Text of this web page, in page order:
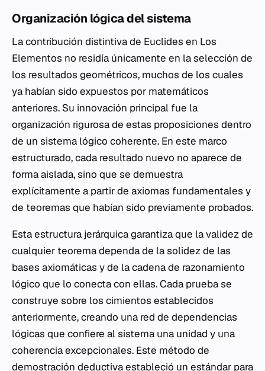
Organización lógica del sistema
La contribución distintiva de Euclides en Los
Elementos no residía únicamente en la selección de
los resultados geométricos, muchos de los cuales
ya habían sido expuestos por matemáticos
anteriores. Su innovación principal fue la
organización rigurosa de estas proposiciones dentro
de un sistema lógico coherente. En este marco
estructurado, cada resultado nuevo no aparece de
forma aislada, sino que se demuestra
explícitamente a partir de axiomas fundamentales y
de teoremas que habían sido previamente probados.
Esta estructura jerárquica garantiza que la validez de
cualquier teorema dependa de la solidez de las
bases axiomáticas y de la cadena de razonamiento
lógico que lo conecta con ellas. Cada prueba se
construye sobre los cimientos establecidos
anteriormente, creando una red de dependencias
lógicas que confiere al sistema una unidad y una
coherencia excepcionales. Este método de
demostración deductiva estableció un estándar para